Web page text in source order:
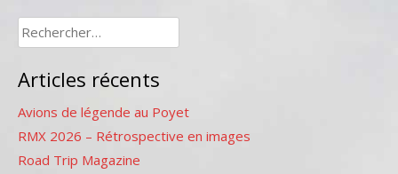
Rechercher :
Articles récents
Avions de légende au Poyet
RMX 2026 – Rétrospective en images
Road Trip Magazine